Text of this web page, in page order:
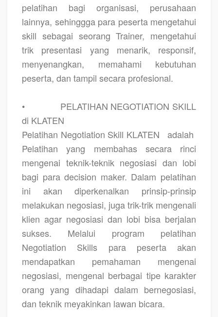
pelatihan bagi organisasi, perusahaan
lainnya, sehinggga para peserta mengetahui
skill sebagai seorang Trainer, mengetahui
trik presentasi yang menarik, responsif,
menyenangkan, memahami kebutuhan
peserta, dan tampil secara profesional.
•
PELATIHAN NEGOTIATION SKILL
di KLATEN
Pelatihan Negotiation Skill KLATEN
adalah
Pelatihan yang membahas secara rinci
mengenai teknik-teknik negosiasi dan lobi
bagi para decision maker. Dalam pelatihan
ini akan diperkenalkan prinsip-prinsip
melakukan negosiasi, juga trik-trik mengenali
klien agar negosiasi dan lobi bisa berjalan
sukses. Melalui program pelatihan
Negotiation Skills para peserta akan
mendapatkan pemahaman mengenai
negosiasi, mengenal berbagai tipe karakter
orang yang dihadapi dalam bernegosiasi,
dan teknik meyakinkan lawan bicara.